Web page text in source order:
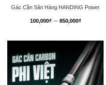
Gác Cần Săn Hàng HANDING Power
100,000₫ – 850,000₫Khoảng
100,000₫
đến
850,000₫